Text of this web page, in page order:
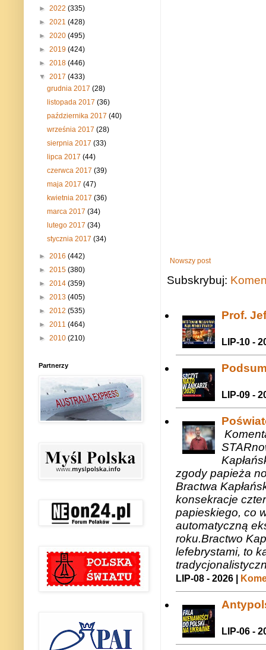
Nowszy post
Subskrybuj:
Prof.
LIP-10 -
LIP-09 -
zgody papieża
Bractwa
konsekracje
papieskiego, co
automatyczną
roku.Bractwo
lefebrystami, to
LIP-08 - 2026 |
LIP-06 -
► 2022 (335)
► 2021 (428)
► 2020 (495)
► 2019 (424)
► 2018 (446)
▼ 2017 (433)
grudnia 2017(28)
listopada 2017(36)
października 2017(40)
września 2017(28)
sierpnia 2017(33)
lipca 2017(44)
czerwca 2017(39)
maja 2017(47)
kwietnia 2017(36)
marca 2017(34)
lutego 2017(34)
stycznia 2017(34)
► 2016 (442)
► 2015 (380)
► 2014 (359)
► 2013 (405)
► 2012 (535)
► 2011 (464)
► 2010 (210)
Partnerzy